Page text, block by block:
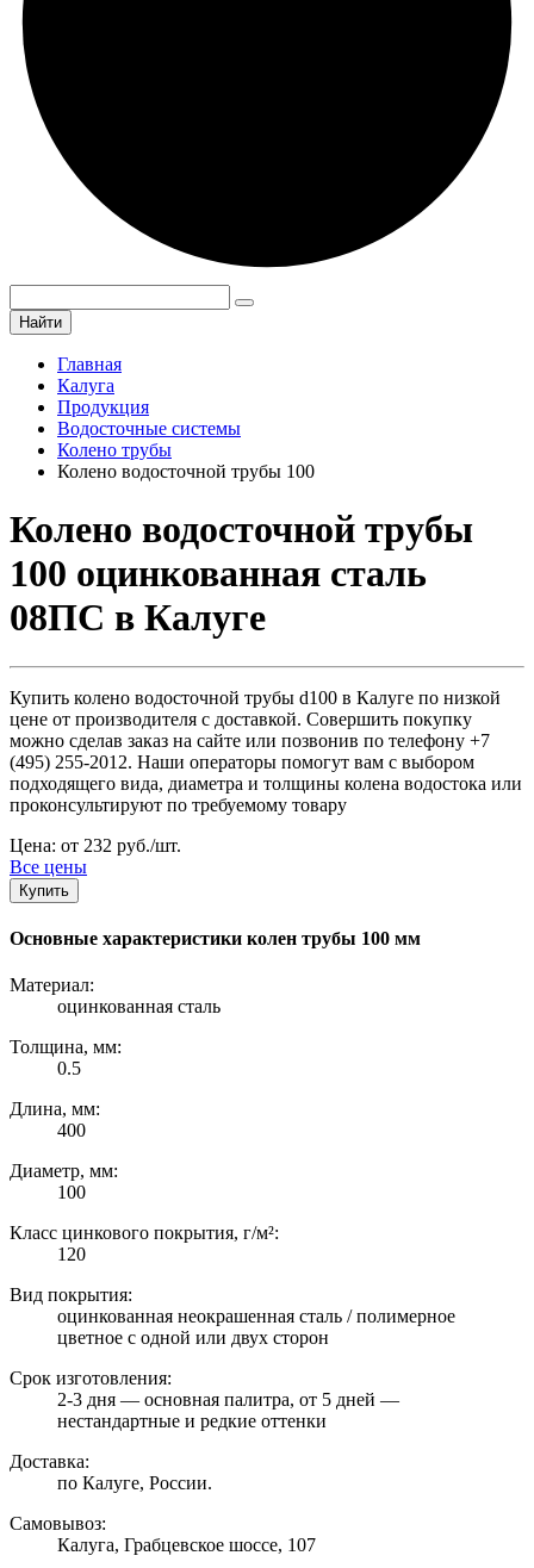
Найти
Главная
Калуга
Продукция
Водосточные системы
Колено трубы
Колено водосточной трубы 100
Колено водосточной трубы
100 оцинкованная сталь
08ПС в Калуге
Купить колено водосточной трубы d100 в Калуге по низкой
цене от производителя с доставкой. Совершить покупку
можно сделав заказ на сайте или позвонив по телефону +7
(495) 255-2012. Наши операторы помогут вам с выбором
подходящего вида, диаметра и толщины колена водостока или
проконсультируют по требуемому товару
Цена: от 232 руб./шт.
Все цены
Купить
Основные характеристики колен трубы 100 мм
Материал:
оцинкованная сталь
Толщина, мм:
0.5
Длина, мм:
400
Диаметр, мм:
100
Класс цинкового покрытия, г/м²:
120
Вид покрытия:
оцинкованная неокрашенная сталь / полимерное
цветное с одной или двух сторон
Срок изготовления:
2-3 дня — основная палитра, от 5 дней —
нестандартные и редкие оттенки
Доставка:
по Калуге, России.
Самовывоз:
Калуга, Грабцевское шоссе, 107